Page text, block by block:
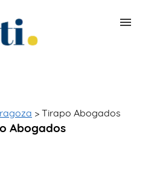
> Tirapo Abogados
Abogados